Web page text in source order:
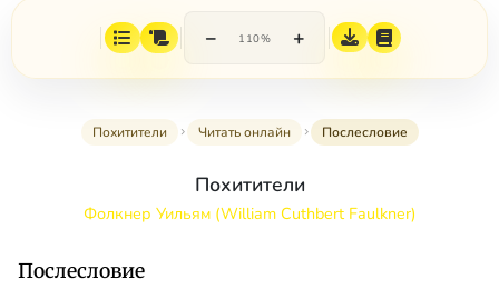
− 110% +
Похитители Читать онлайн Послесловие
Похитители
Фолкнер Уильям (William Cuthbert Faulkner)
Послесловие